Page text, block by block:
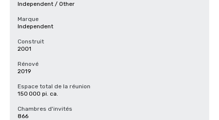
Independent / Other
Marque
Independent
Construit
2001
Rénové
2019
Espace total de la réunion
150 000 pi. ca.
Chambres d'invités
866